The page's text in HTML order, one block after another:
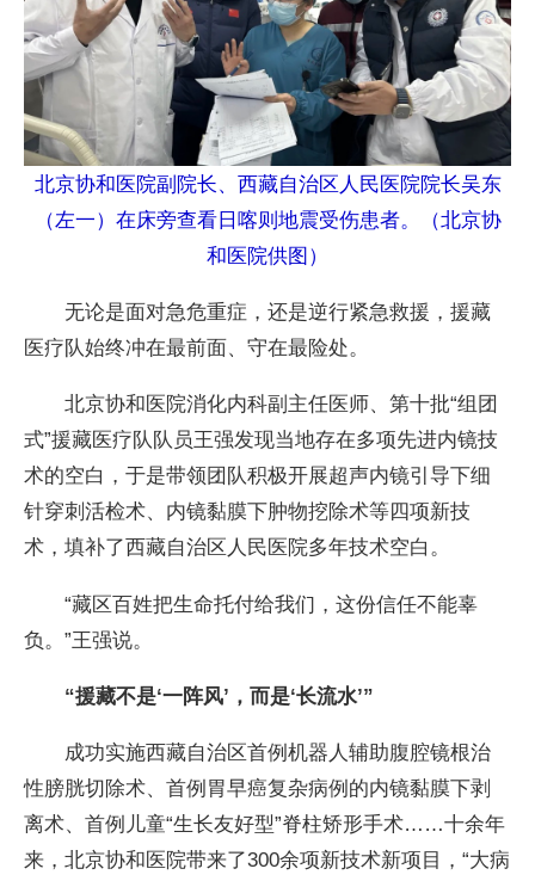
北京协和医院副院长、西藏自治区人民医院院长吴东
（左一）在床旁查看日喀则地震受伤患者。（北京协
和医院供图）
无论是面对急危重症，还是逆行紧急救援，援藏
医疗队始终冲在最前面、守在最险处。
北京协和医院消化内科副主任医师、第十批“组团
式”援藏医疗队队员王强发现当地存在多项先进内镜技
术的空白，于是带领团队积极开展超声内镜引导下细
针穿刺活检术、内镜黏膜下肿物挖除术等四项新技
术，填补了西藏自治区人民医院多年技术空白。
“藏区百姓把生命托付给我们，这份信任不能辜
负。”王强说。
“援藏不是‘一阵风’，而是‘长流水’”
成功实施西藏自治区首例机器人辅助腹腔镜根治
性膀胱切除术、首例胃早癌复杂病例的内镜黏膜下剥
离术、首例儿童“生长友好型”脊柱矫形手术……十余年
来，北京协和医院带来了300余项新技术新项目，“大病